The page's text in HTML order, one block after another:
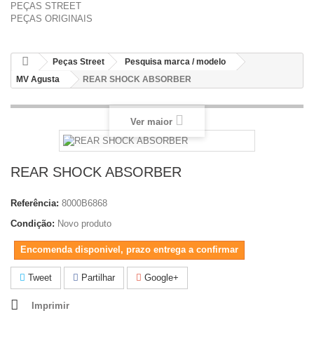
PEÇAS STREET
PEÇAS ORIGINAIS
Peças Street
Pesquisa marca / modelo
MV Agusta
REAR SHOCK ABSORBER
Ver maior
REAR SHOCK ABSORBER
Referência: 8000B6868
Condição: Novo produto
Encomenda disponivel, prazo entrega a confirmar
Tweet Partilhar Google+
Imprimir